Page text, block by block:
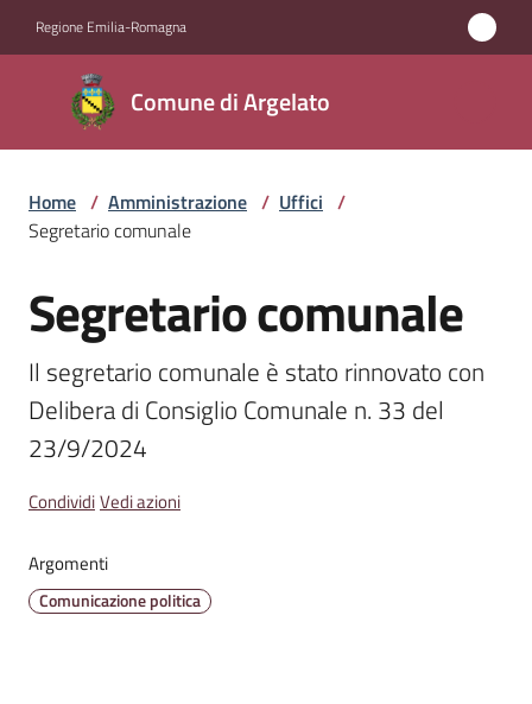
Regione Emilia-Romagna
Comune di Argelato
Comune
di
Argelato
Novità
Servizi
Vivere
Home / Amministrazione / Uffici /
Segretario comunale
Salta al contenuto
Segretario comunale
Il segretario comunale è stato rinnovato con
Delibera di Consiglio Comunale n. 33 del
23/9/2024
CondividiVedi azioni
Argomenti
Comunicazione politica